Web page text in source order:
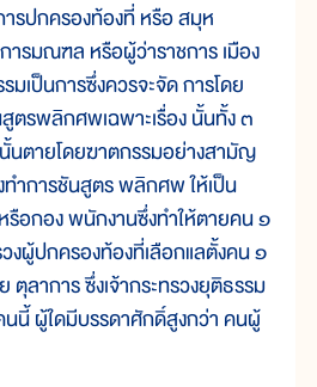
รปกครองท้องที่ หรือ สมุห
ารมณฑล หรือผู้ว่าราชการ เมือง
มเป็นการซึ่งควรจะจัด การโดย
ตรพลิกศพเฉพาะเรื่อง นั้นทั้ง ๓
นตายโดยฆาตกรรมอย่างสามัญ
ำการชันสูตร พลิกศพ ให้เป็น
รือกอง พนักงานซึ่งทำให้ตายคน ๑
วงผู้ปกครองท้องที่เลือกแลตั้งคน ๑
ตุลาการ ซึ่งเจ้ากระทรวงยุติธรรม
นนี้ ผู้ใดมีบรรดาศักดิ์สูงกว่า คนผู้